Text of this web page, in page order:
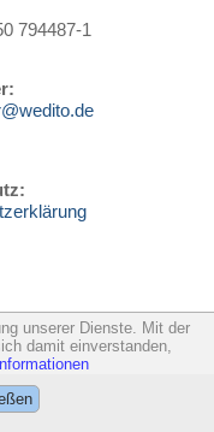
794487-1
unserer Dienste. Mit der
damit einverstanden,